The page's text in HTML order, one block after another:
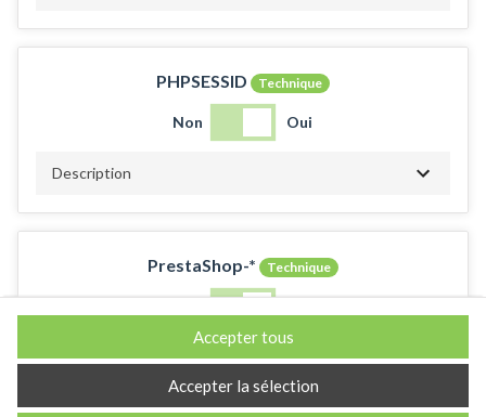
PHPSESSID Technique
Non Oui
Description
PrestaShop-* Technique
Description
Accepter la sélection
Accepter tous